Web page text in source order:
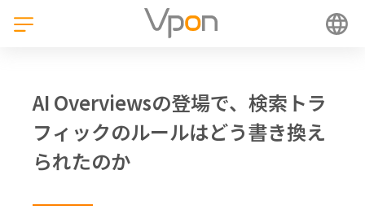
AI Overviewsの登場で、検索トラ
フィックのルールはどう書き換え
られたのか